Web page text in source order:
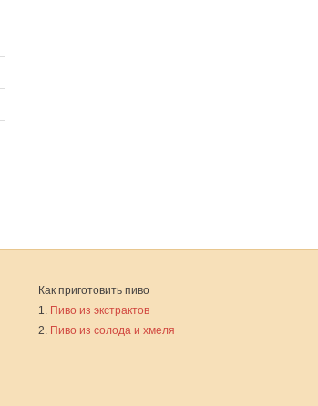
Как приготовить пиво
1. Пиво из экстрактов
2. Пиво из солода и хмеля